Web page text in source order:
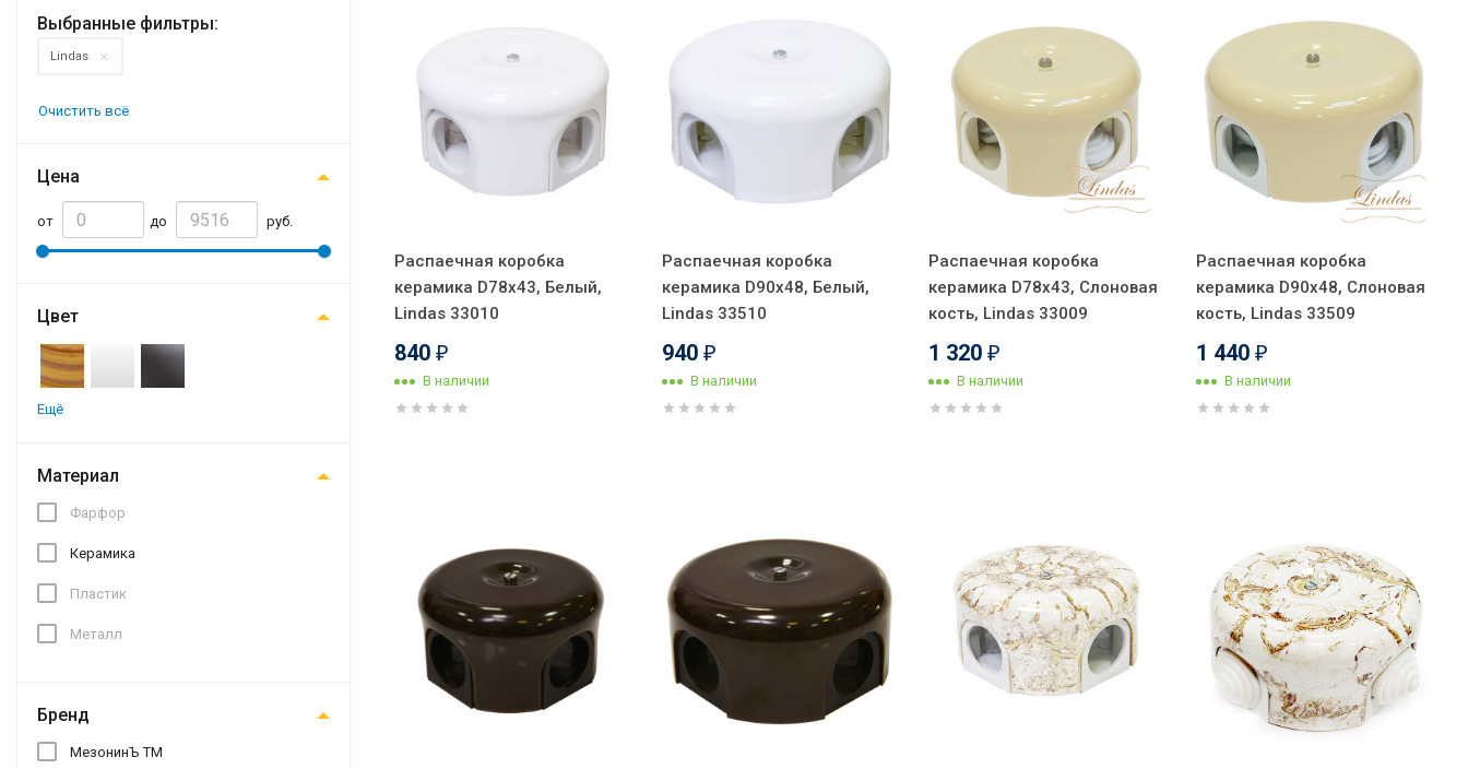
Выбранные фильтры:
Lindas
Очистить всё
Цена
от до руб.
Цвет
Ещё
Материал
Фарфор
Керамика
Пластик
Металл
Бренд
МезонинЪ ТМ
Распаечная коробка
керамика D78х43, Белый,
Lindas 33010
840 ₽
В наличии
Распаечная коробка
керамика D90х48, Белый,
Lindas 33510
940 ₽
В наличии
Распаечная коробка
керамика D78х43, Слоновая
кость, Lindas 33009
1 320 ₽
В наличии
Распаечная коробка
керамика D90х48, Слоновая
кость, Lindas 33509
1 440 ₽
В наличии